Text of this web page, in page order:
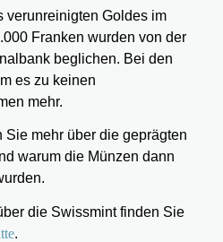
verunreinigten Goldes im
Franken wurden von der
beglichen. Bei den
es zu keinen
mehr.
Sie mehr über die geprägten
warum die Münzen dann
die Swissmint finden Sie
.